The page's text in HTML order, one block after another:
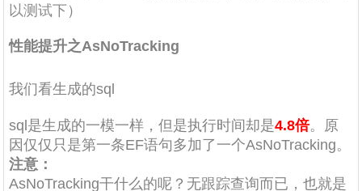
以测试下 ）
性能提升之AsNoTracking
我们看生成的sql
sql是生成的一模一样，但是执行时间却是4.8倍。原
因仅仅只是第一条EF语句多加了一个AsNoTracking。
注意：
AsNoTracking干什么的呢？无跟踪查询而已，也就是